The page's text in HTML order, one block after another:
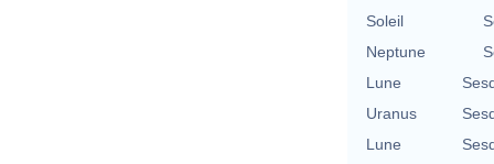
Soleil
Neptune
Lune
Uranus
Lune